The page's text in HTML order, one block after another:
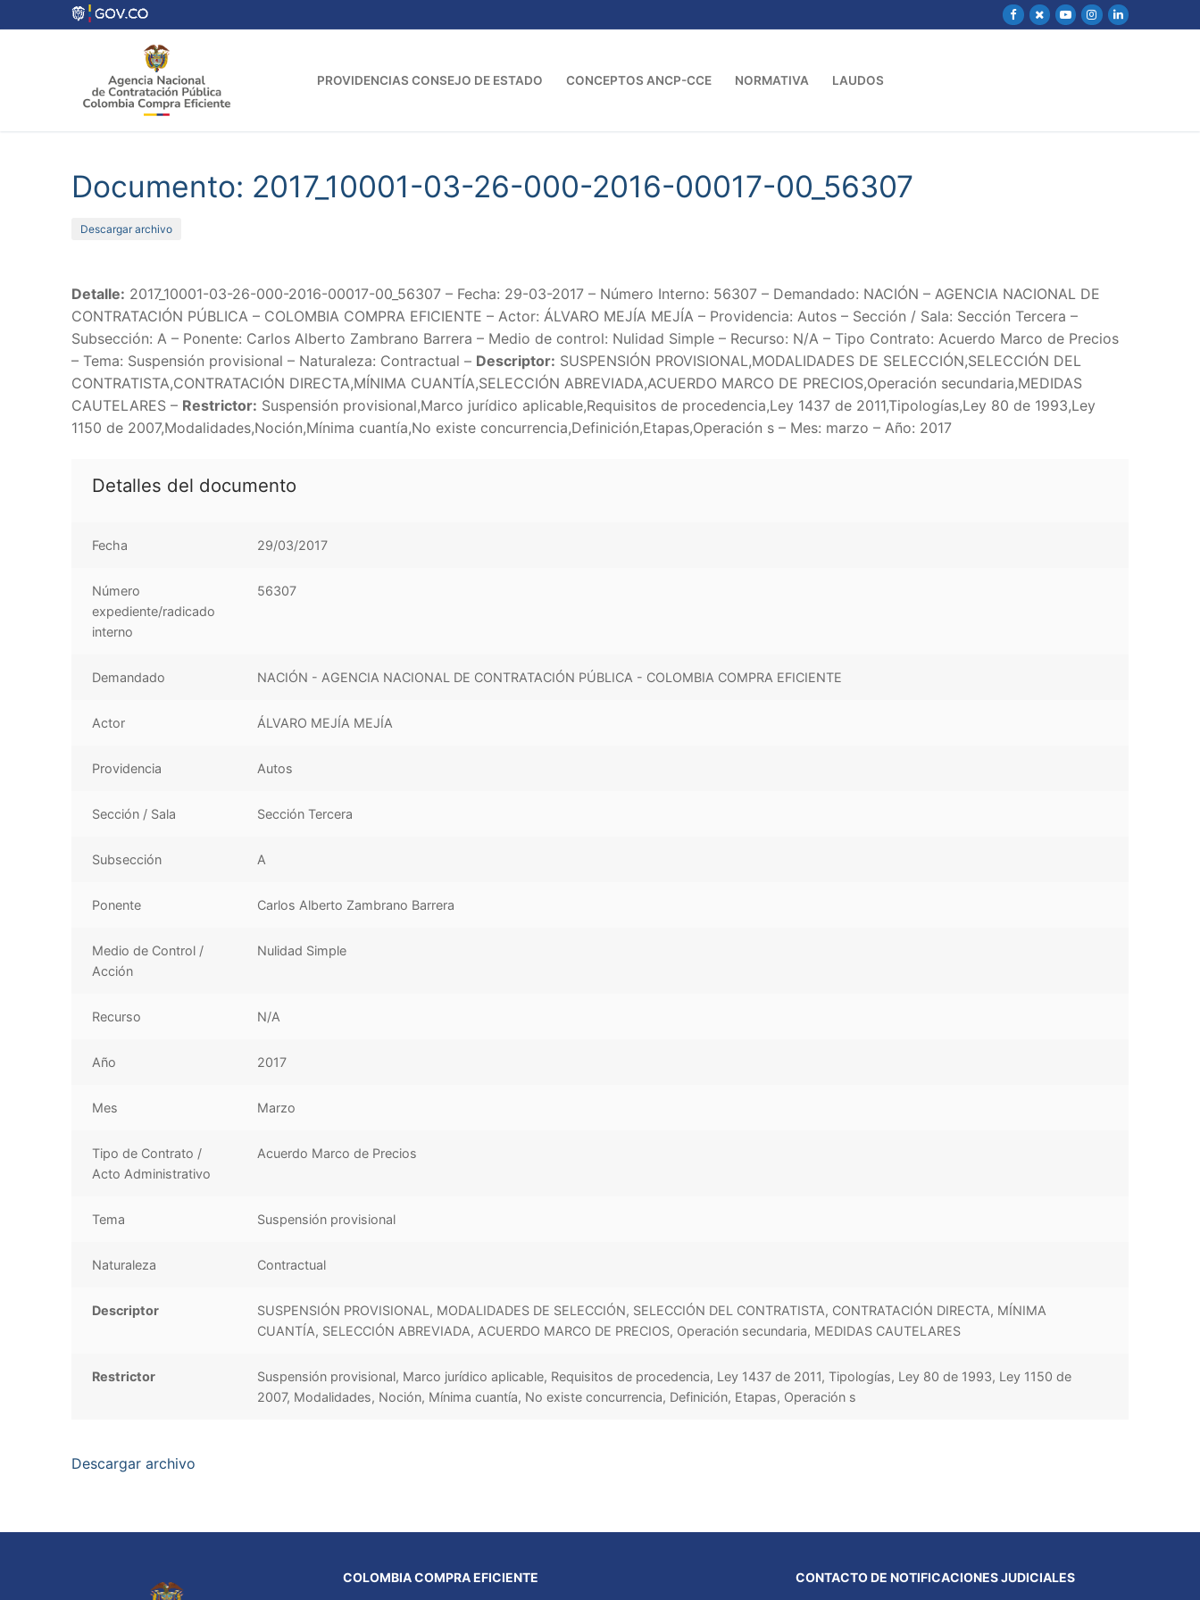
al
PROVIDENCIAS CONSEJO DE ESTADO CONCEPTOS ANCP-CCE NORMATIVA LAUDOS
Documento: 2017_10001-03-26-000-2016-00017-00_56307
Descargar archivo
Detalle: 2017_10001-03-26-000-2016-00017-00_56307 – Fecha: 29-03-2017 – Número Interno: 56307 – Demandado: NACIÓN – AGENCIA NACIONAL DE
CONTRATACIÓN PÚBLICA – COLOMBIA COMPRA EFICIENTE – Actor: ÁLVARO MEJÍA MEJÍA – Providencia: Autos – Sección / Sala: Sección Tercera –
Subsección: A – Ponente: Carlos Alberto Zambrano Barrera – Medio de control: Nulidad Simple – Recurso: N/A – Tipo Contrato: Acuerdo Marco de Precios
– Tema: Suspensión provisional – Naturaleza: Contractual – Descriptor: SUSPENSIÓN PROVISIONAL,MODALIDADES DE SELECCIÓN,SELECCIÓN DEL
CONTRATISTA,CONTRATACIÓN DIRECTA,MÍNIMA CUANTÍA,SELECCIÓN ABREVIADA,ACUERDO MARCO DE PRECIOS,Operación secundaria,MEDIDAS
CAUTELARES – Restrictor: Suspensión provisional,Marco jurídico aplicable,Requisitos de procedencia,Ley 1437 de 2011,Tipologías,Ley 80 de 1993,Ley
1150 de 2007,Modalidades,Noción,Mínima cuantía,No existe concurrencia,Definición,Etapas,Operación s – Mes: marzo – Año: 2017
Detalles del documento
Fecha 29/03/2017
Número
expediente/radicado
interno
56307
Demandado NACIÓN - AGENCIA NACIONAL DE CONTRATACIÓN PÚBLICA - COLOMBIA COMPRA EFICIENTE
Actor ÁLVARO MEJÍA MEJÍA
Providencia Autos
Sección / Sala Sección Tercera
Subsección A
Ponente Carlos Alberto Zambrano Barrera
Medio de Control /
Acción
Nulidad Simple
Recurso N/A
Año 2017
Mes Marzo
Tipo de Contrato /
Acto Administrativo
Acuerdo Marco de Precios
Tema Suspensión provisional
Naturaleza Contractual
Descriptor
SUSPENSIÓN PROVISIONAL, MODALIDADES DE SELECCIÓN, SELECCIÓN DEL CONTRATISTA, CONTRATACIÓN DIRECTA, MÍNIMA
CUANTÍA, SELECCIÓN ABREVIADA, ACUERDO MARCO DE PRECIOS, Operación secundaria, MEDIDAS CAUTELARES
Restrictor
Suspensión provisional, Marco jurídico aplicable, Requisitos de procedencia, Ley 1437 de 2011, Tipologías, Ley 80 de 1993, Ley 1150 de
2007, Modalidades, Noción, Mínima cuantía, No existe concurrencia, Definición, Etapas, Operación s
Descargar archivo
COLOMBIA COMPRA EFICIENTE CONTACTO DE NOTIFICACIONES JUDICIALES